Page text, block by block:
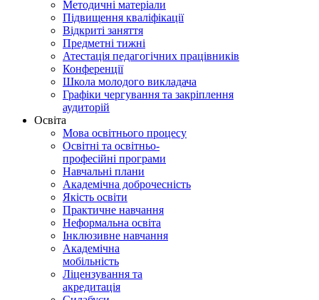
Методичні матеріали
Підвищення кваліфікації
Відкриті заняття
Предметні тижні
Атестація педагогічних працівників
Конференції
Школа молодого викладача
Графіки чергування та закріплення
аудиторій
Освіта
Мова освітнього процесу
Освітні та освітньо-
професійні програми
Навчальні плани
Академічна доброчесність
Якість освіти
Практичне навчання
Неформальна освіта
Інклюзивне навчання
Академічна
мобільність
Ліцензування та
акредитація